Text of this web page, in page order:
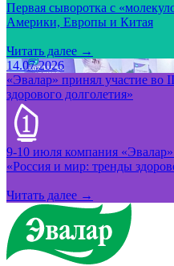
Первая сыворотка с
Америки, Европы и Китая
Читать далее →
14.07.2026
«Эвалар» принял участие во
здорового долголетия»
9-10 июля компания
«Россия и мир: тренды
Читать далее →